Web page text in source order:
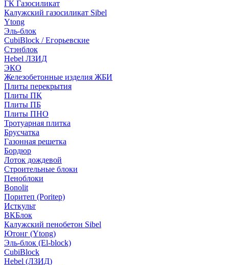
ГК Газосиликат
Калужский газосиликат Sibel
Ytong
Эль-блок
CubiBlock / Егорьевские
Стэнблок
Hebel ЛЗИД
ЭКО
Железобетонные изделия ЖБИ
Плиты перекрытия
Плиты ПК
Плиты ПБ
Плиты ПНО
Тротуарная плитка
Брусчатка
Газонная решетка
Бордюр
Лоток дождевой
Строительные блоки
Пеноблоки
Bonolit
Поритеп (Poritep)
Исткульт
ВКБлок
Калужский пенобетон Sibel
Ютонг (Ytong)
Эль-блок (El-block)
CubiBlock
Hebel (ЛЗИД)